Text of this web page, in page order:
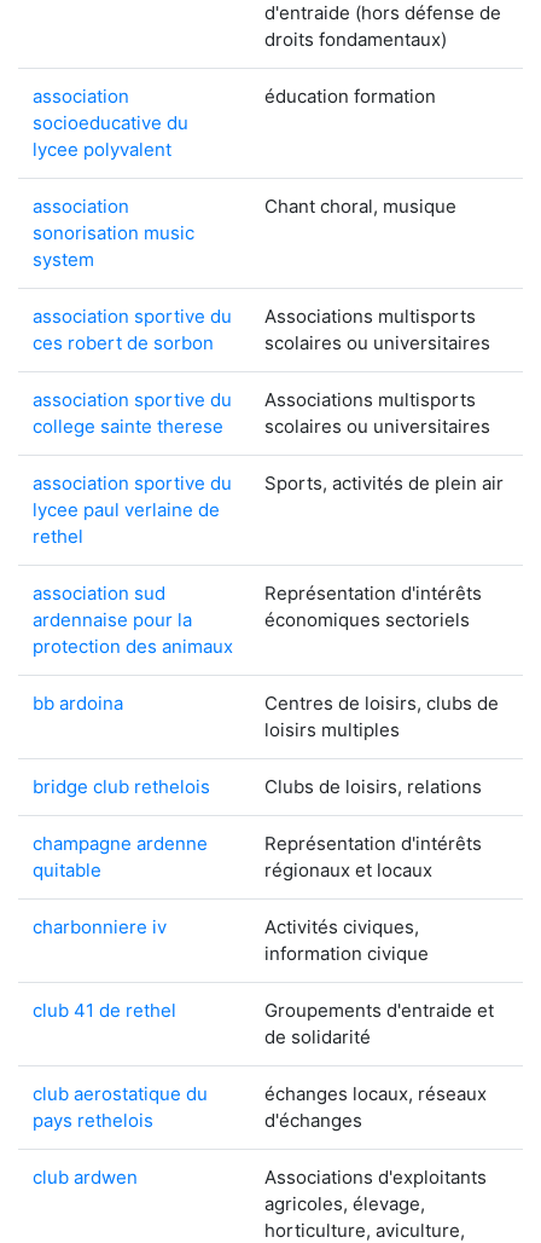
d'entraide (hors défense de
droits fondamentaux)
association
socioeducative du
lycee polyvalent
éducation formation
association
sonorisation music
system
Chant choral, musique
association sportive du
ces robert de sorbon
Associations multisports
scolaires ou universitaires
association sportive du
college sainte therese
Associations multisports
scolaires ou universitaires
association sportive du
lycee paul verlaine de
rethel
Sports, activités de plein air
association sud
ardennaise pour la
protection des animaux
Représentation d'intérêts
économiques sectoriels
bb ardoina
Centres de loisirs, clubs de
loisirs multiples
bridge club rethelois Clubs de loisirs, relations
champagne ardenne
quitable
Représentation d'intérêts
régionaux et locaux
charbonniere iv
Activités civiques,
information civique
club 41 de rethel
Groupements d'entraide et
de solidarité
club aerostatique du
pays rethelois
échanges locaux, réseaux
d'échanges
club ardwen
Associations d'exploitants
agricoles, élevage,
horticulture, aviculture,